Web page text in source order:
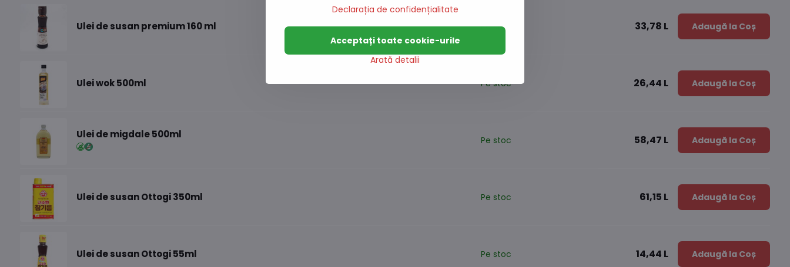
Ulei de susan premium 160 ml Pe stoc 33,78 L Adaugă la Coș
Ulei wok 500ml Pe stoc 26,44 L Adaugă la Coș
Ulei de migdale 500ml Pe stoc 58,47 L Adaugă la Coș
Ulei de susan Ottogi 350ml Pe stoc 61,15 L Adaugă la Coș
Ulei de susan Ottogi 55ml Pe stoc 14,44 L Adaugă la Coș
Declarația de confidențialitate
Arată detalii
Acceptați toate cookie-urile